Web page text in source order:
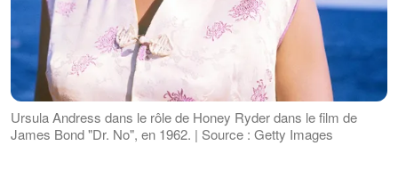
Ursula Andress dans le rôle de Honey Ryder dans le film de
James Bond "Dr. No", en 1962. | Source : Getty Images